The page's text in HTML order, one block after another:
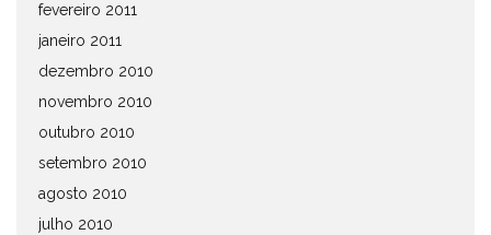
fevereiro 2011
janeiro 2011
dezembro 2010
novembro 2010
outubro 2010
setembro 2010
agosto 2010
julho 2010